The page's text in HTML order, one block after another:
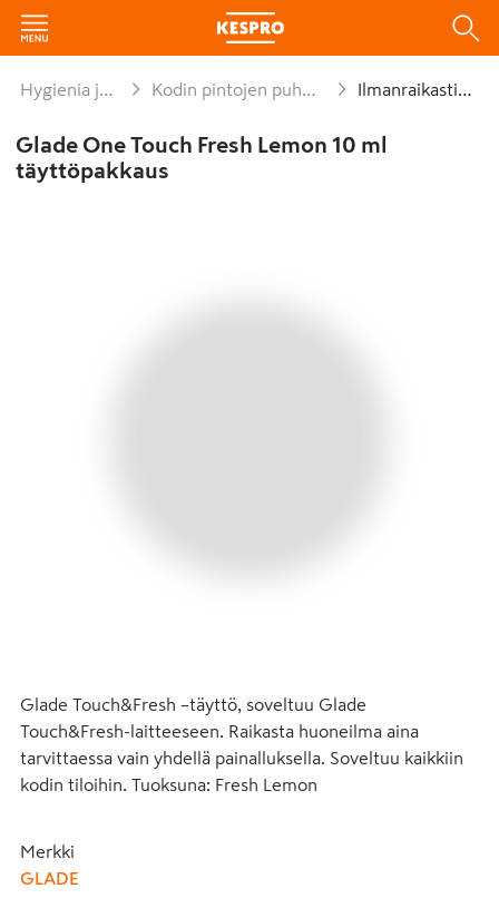
Hygienia ja siivous Kodin pintojen puhdistusaineet Ilmanraikastimet
Glade One Touch Fresh Lemon 10 ml
täyttöpakkaus
Glade Touch&Fresh –täyttö, soveltuu Glade
Touch&Fresh-laitteeseen. Raikasta huoneilma aina
tarvittaessa vain yhdellä painalluksella. Soveltuu kaikkiin
kodin tiloihin. Tuoksuna: Fresh Lemon
Merkki
GLADE